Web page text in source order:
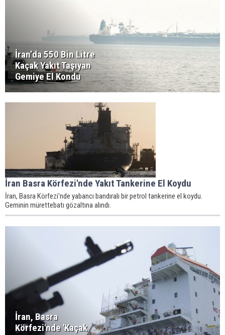
İran’da 550 Bin Litre
Kaçak Yakıt Taşıyan
Gemiye El Kondu
İran Basra Körfezi'nde Yakıt Tankerine El Koydu
İran, Basra Körfezi'nde yabancı bandıralı bir petrol tankerine el koydu.
Geminin mürettebatı gözaltına alındı.
İran, Basra
Körfezi'nde 'Kaçak